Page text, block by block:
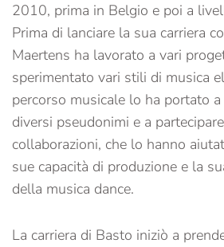
2010, prima in Belgio e poi a
Prima di lanciare la sua carriera
Maertens ha lavorato a vari
sperimentato vari stili di musica
percorso musicale lo ha portato
diversi pseudonimi e a
collaborazioni, che lo hanno
sue capacità di produzione e la
della musica dance.
La carriera di Basto iniziò a